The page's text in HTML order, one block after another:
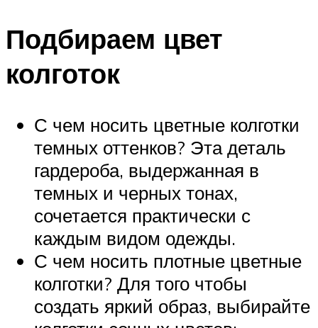
Подбираем цвет
колготок
С чем носить цветные колготки
темных оттенков? Эта деталь
гардероба, выдержанная в
темных и черных тонах,
сочетается практически с
каждым видом одежды.
С чем носить плотные цветные
колготки? Для того чтобы
создать яркий образ, выбирайте